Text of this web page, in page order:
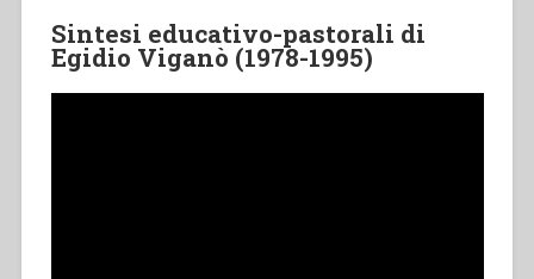
Sintesi educativo-pastorali di
Egidio Viganò (1978-1995)